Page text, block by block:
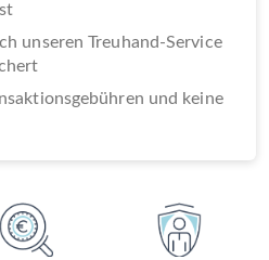
unseren Treuhand-Service
und keine